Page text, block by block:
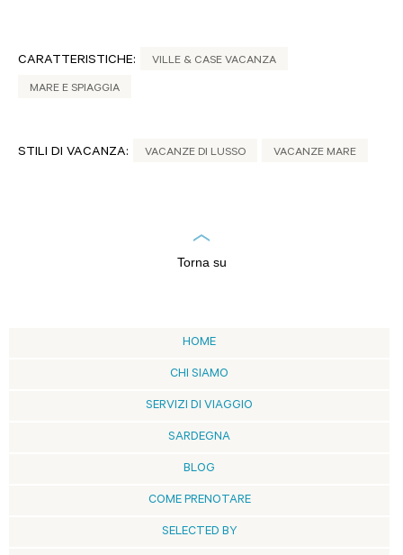
CARATTERISTICHE: VILLE & CASE VACANZA
MARE E SPIAGGIA
STILI DI VACANZA: VACANZE DI LUSSO VACANZE MARE
Torna su
HOME
CHI SIAMO
SERVIZI DI VIAGGIO
SARDEGNA
BLOG
COME PRENOTARE
SELECTED BY